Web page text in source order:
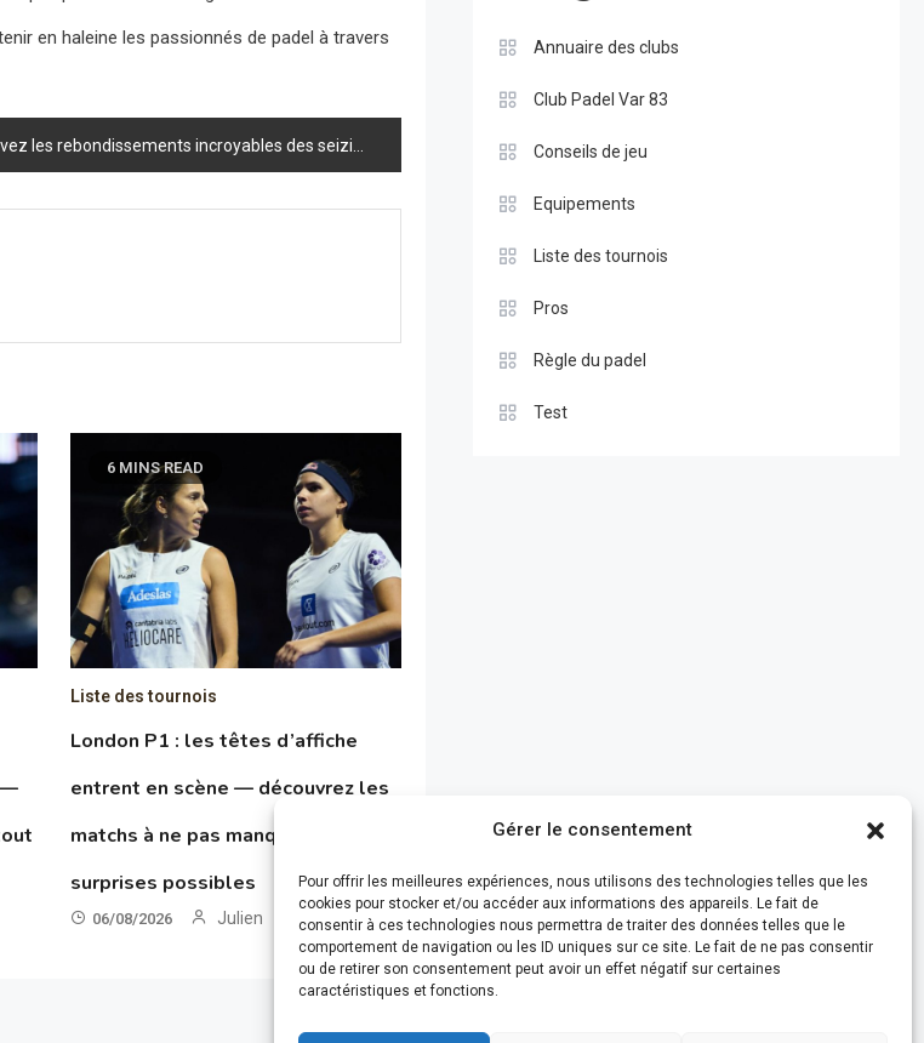
Gérer le consentement
Pour offrir les meilleures expériences, nous utilisons des technologies telles que les
cookies pour stocker et/ou accéder aux informations des appareils. Le fait de
consentir à ces technologies nous permettra de traiter des données telles que le
comportement de navigation ou les ID uniques sur ce site. Le fait de ne pas consentir
ou de retirer son consentement peut avoir un effet négatif sur certaines
caractéristiques et fonctions.
en haleine les passionnés de padel à travers
rebondissements incroyables des seizièmes de finale du Dubai Premier Padel P1 : Éliminations choc et retours triomphants !
—
6 MINS READ
Liste des tournois
London P1 : les têtes d’affiche
entrent en scène — découvrez les
matchs à ne pas manquer et les
surprises possibles
06/08/2026 Julien 0
Annuaire des clubs
Club Padel Var 83
Conseils de jeu
Equipements
Liste des tournois
Pros
Règle du padel
Test